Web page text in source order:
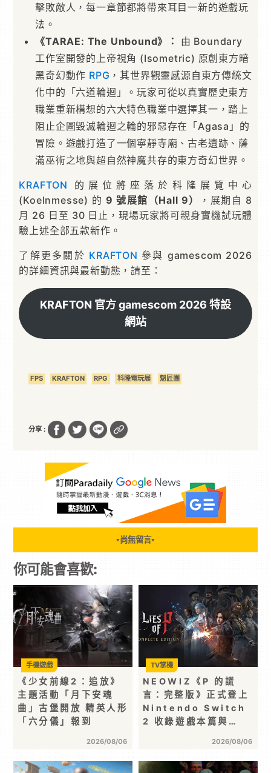
擊敗敵人，每一章節都將帶來耳目一新的遊戲玩
法。
《TARAE: The Unbound》：
由 Boundary
工作室開發的上帝視角 (Isometric) 原創東方暗
黑奇幻動作 RPG ，其世界觀靈感源自東方傳統文
化中的「六道輪迴」。玩家可從以真實歷史東方
職業重新構想的六大特色職業中選擇其一，踏上
阻止企圖毀滅輪迴之輪的邪惡存在「Agasa」的
冒險。遊戲打造了一個寧靜寺廟、古老遺跡、薩
滿巫術之地與超自然神魔共存的東方奇幻世界。
KRAFTON 的展位將座落於科隆展覽中心
(Koelnmesse) 的 9 號展館（Hall 9）
，展期自 8
月 26 日至 30 日止，現場玩家將可親身實機試玩體
驗上述全部五款新作。
了解更多關於 KRAFTON 參與 gamescom 2026
的詳細資訊與最新動態，請至：
KRAFTON 官方 gamescom 2026 特設
網站
FPS KRAFTON RPG 科隆電玩展 魁匠團
分享 :
▼ 尚無留言▼
你可能會喜歡:
《少女前線2：追放》
主題活動「月下安魂
曲」古堡開放 精英人形
「六分儀」報到
2026/08/06
手機遊戲
NEOWIZ《P 的謊
言：完整版》正式登上
Nintendo Switch
2 收錄遊戲本篇與…
2026/08/06
TV掌機